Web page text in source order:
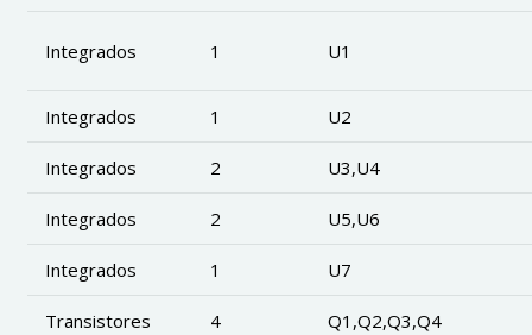
Integrados 1 U1
Integrados 1 U2
Integrados 2 U3,U4
Integrados 2 U5,U6
Integrados 1 U7
Transistores 4 Q1,Q2,Q3,Q4